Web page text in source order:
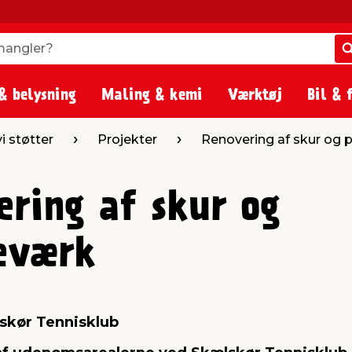
belysning Maling & kemi Værktøj Bil &
støtter Projekter Renovering af skur og
af skur og
Tennisklub